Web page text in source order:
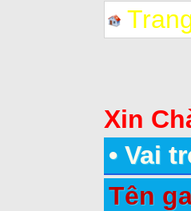
Xin
• Vai
Tên